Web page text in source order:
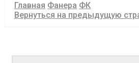
Главная Фанера ФК
Вернуться на предыдущую